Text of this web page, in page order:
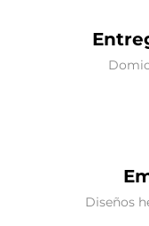
Diseños